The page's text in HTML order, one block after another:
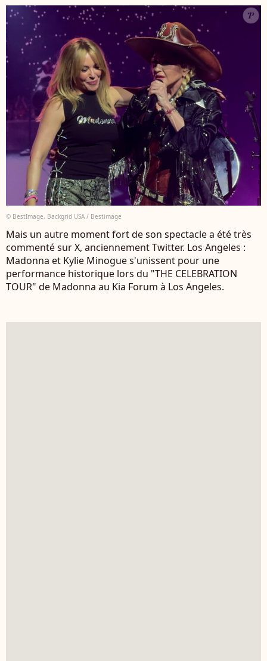
© BestImage, Backgrid USA / Bestimage
Mais un autre moment fort de son spectacle a été très
commenté sur X, anciennement Twitter. Los Angeles :
Madonna et Kylie Minogue s'unissent pour une
performance historique lors du "THE CELEBRATION
TOUR" de Madonna au Kia Forum à Los Angeles.